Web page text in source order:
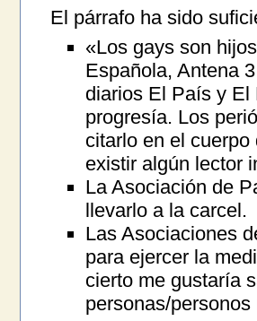
El párrafo ha sido
«Los gays son
Española, Antena
diarios El País y El
progresía. Los
citarlo en el
existir algún lector
La Asociación de
llevarlo a la carcel.
Las Asociaciones
para ejercer la
cierto me gustaría
personas/